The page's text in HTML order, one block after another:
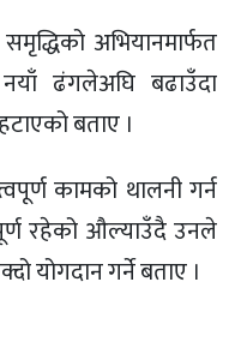
अभियानमार्फत
ढंगलेअघि बढाउँदा
बताए ।
कामको थालनी गर्न
रहेको औल्याउँदै उनले
योगदान गर्ने बताए ।